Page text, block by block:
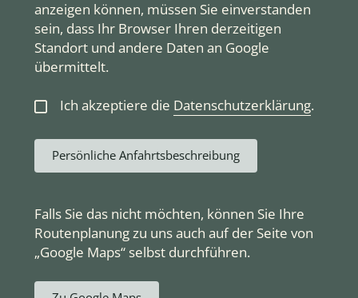
anzeigen können, müssen Sie einverstanden
sein, dass Ihr Browser Ihren derzeitigen
Standort und andere Daten an Google
übermittelt.
Ich akzeptiere die Datenschutzerklärung.
Persönliche Anfahrtsbeschreibung
Falls Sie das nicht möchten, können Sie Ihre
Routenplanung zu uns auch auf der Seite von
„Google Maps“ selbst durchführen.